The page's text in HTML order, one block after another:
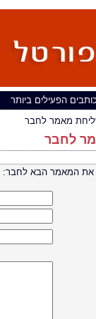
הפעילים ביותר
מאמר לחבר
לחבר
את המאמר הבא לחבר: